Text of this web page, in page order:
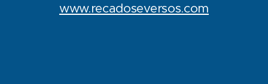
www.recadoseversos.com